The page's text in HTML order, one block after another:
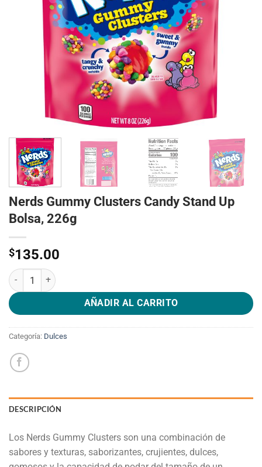
Nerds Gummy Clusters Candy Stand Up
Bolsa, 226g
$135.00
Nerds Gummy Clusters Candy Stand Up Bolsa, 226g cantidad
AÑADIR AL CARRITO
Categoría: Dulces
DESCRIPCIÓN
Los Nerds Gummy Clusters son una combinación de
sabores y texturas, saborizantes, crujientes, dulces,